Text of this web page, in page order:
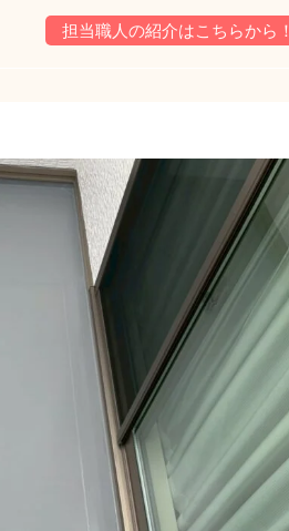
担当職人の紹介はこちらから！